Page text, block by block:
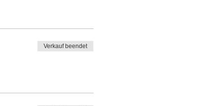
Verkauf beendet